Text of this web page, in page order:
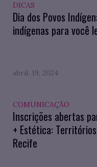
DICAS
Dia dos Povos
indígenas para você
abril. 19, 2024
COMUNICAÇÃO
Inscrições abertas
+ Estética:
Recife